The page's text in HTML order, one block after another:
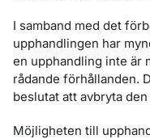
I samband med det
upphandlingen har
en upphandling inte är
rådande förhållanden.
beslutat att avbryta
Möjligheten till